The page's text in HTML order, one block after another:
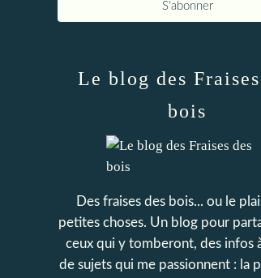
Le blog des
bois
Des fraises des bois... ou le
petites choses. Un blog pour
ceux qui y tomberont, des infos
de sujets qui me passionnent : la